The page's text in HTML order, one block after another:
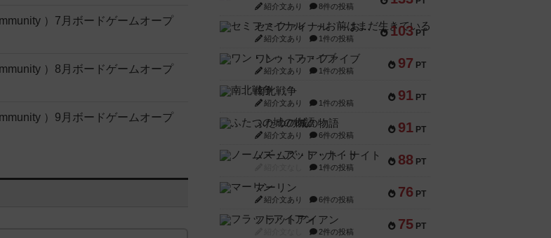
）7月ボードゲームオープ
）8月ボードゲームオープ
）9月ボードゲームオープ
紹介文あり 8件の投稿
103 PT
セミファイナル ～お前はまだ生きている～
紹介文あり 1件の投稿
97 PT
ワン・トゥ・ファイブ
紹介文あり 1件の投稿
91 PT
南北戦争
紹介文あり 1件の投稿
91 PT
ふたつの城の物語
紹介文あり 6件の投稿
88 PT
ノームズ・アット・ナイト
1件の投稿
76 PT
マーリン
紹介文あり 6件の投稿
75 PT
フラットアイアン
2件の投稿